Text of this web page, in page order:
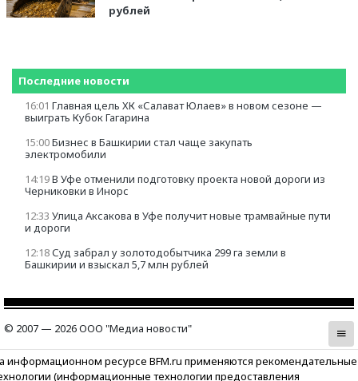
рублей
Последние новости
16:01 Главная цель ХК «Салават Юлаев» в новом сезоне —
выиграть Кубок Гагарина
15:00Бизнес в Башкирии стал чаще закупать
электромобили
14:19В Уфе отменили подготовку проекта новой дороги из
Черниковки в Инорс
12:33 Улица Аксакова в Уфе получит новые трамвайные пути
и дороги
12:18Суд забрал у золотодобытчика 299 га земли в
Башкирии и взыскал 5,7 млн рублей
© 2007 — 2026 ООО "Медиа новости"
информационном ресурсе BFM.ru применяются рекомендательные
(информационные технологии предоставления